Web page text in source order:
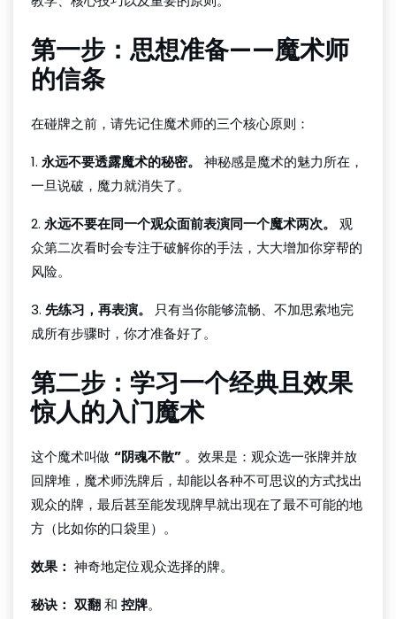
第一步：思想准备——魔术师
的信条
在碰牌之前，请先记住魔术师的三个核心原则：
1. 永远不要透露魔术的秘密。
神秘感是魔术的魅力所在，
一旦说破，魔力就消失了。
2. 永远不要在同一个观众面前表演同一个魔术两次。
观
众第二次看时会专注于破解你的手法，大大增加你穿帮的
风险。
3. 先练习，再表演。
只有当你能够流畅、不加思索地完
成所有步骤时，你才准备好了。
第二步：学习一个经典且效果
惊人的入门魔术
这个魔术叫做 “阴魂不散” 。效果是：观众选一张牌并放
回牌堆，魔术师洗牌后，却能以各种不可思议的方式找出
观众的牌，最后甚至能发现牌早就出现在了最不可能的地
方（比如你的口袋里）。
效果： 神奇地定位观众选择的牌。
秘诀： 双翻和 控牌。